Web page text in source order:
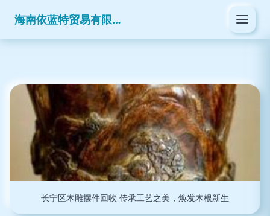
海南依蓝特贸易有限公司
长宁区木雕摆件回收 传承工艺之美，焕发木根新生